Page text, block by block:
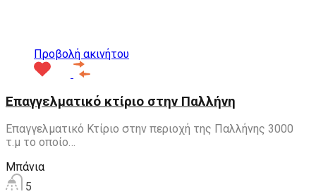
Προβολή ακινήτου
Επαγγελματικό κτίριο στην Παλλήνη
Επαγγελματικό Κτίριο στην περιοχή της Παλλήνης 3000
τ.μ το οποίο…
Μπάνια
5